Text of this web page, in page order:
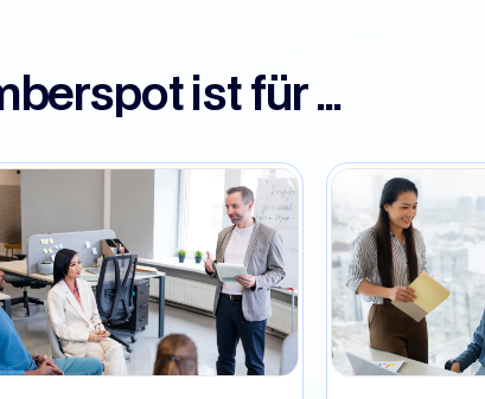
ist für ...